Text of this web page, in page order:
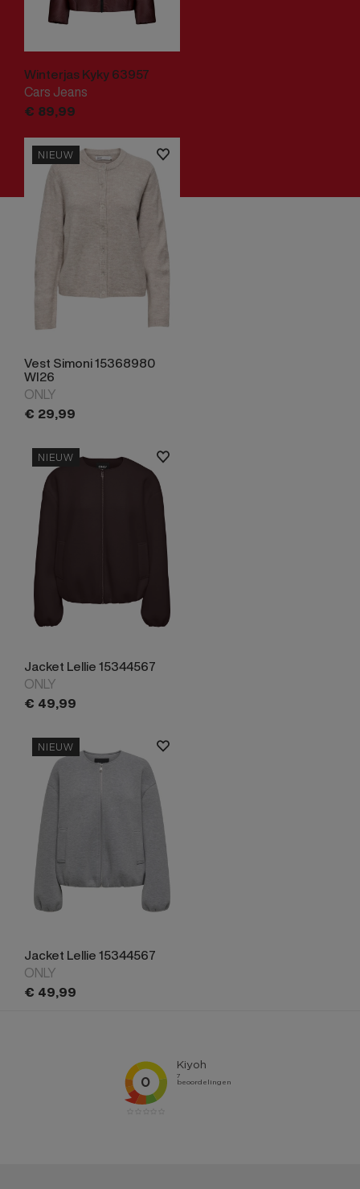
Winterjas Kyky 63957
Cars Jeans
€ 89,99
NIEUW
Vest Simoni 15368980
WI26
ONLY
€ 29,99
NIEUW
Jacket Lellie 15344567
ONLY
€ 49,99
NIEUW
Jacket Lellie 15344567
ONLY
€ 49,99